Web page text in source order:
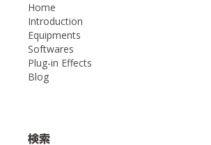
Home
Introduction
Equipments
Softwares
Plug-in Effects
Blog
検索